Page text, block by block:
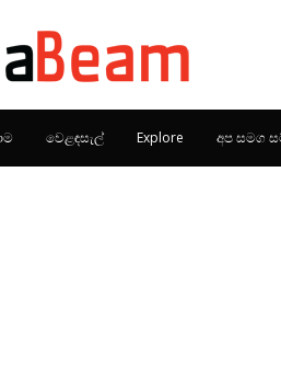
වෙළඳසැල් Explore අප සමග